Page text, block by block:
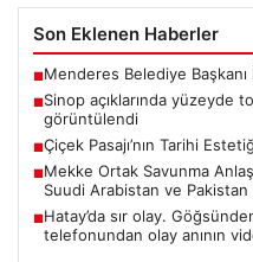
Son Eklenen Haberler
■Menderes Belediye
■Sinop açıklarında yüzeyde
görüntülendi
■Çiçek Pasajı’nın Tarihi
■Mekke Ortak Savunma
Suudi Arabistan ve Pakistan
■Hatay’da sır olay.
telefonundan olay anının